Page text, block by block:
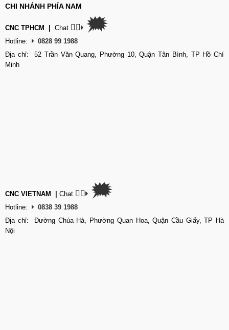
CHI NHÁNH PHÍA NAM
CNC TPHCM Chat 👉🏽 🗯
Hotline:
0828 99 1988
Địa chỉ: 52 Trần Văn Quang, Phường 10, Quận Tân Bình, TP Hồ Chí
Minh
CNC VIETNAM Chat 👉🏽 🗯
Hotline:
0838 39 1988
Địa chỉ: Đường Chùa Hà, Phường Quan Hoa, Quận Cầu Giấy, TP Hà
Nội